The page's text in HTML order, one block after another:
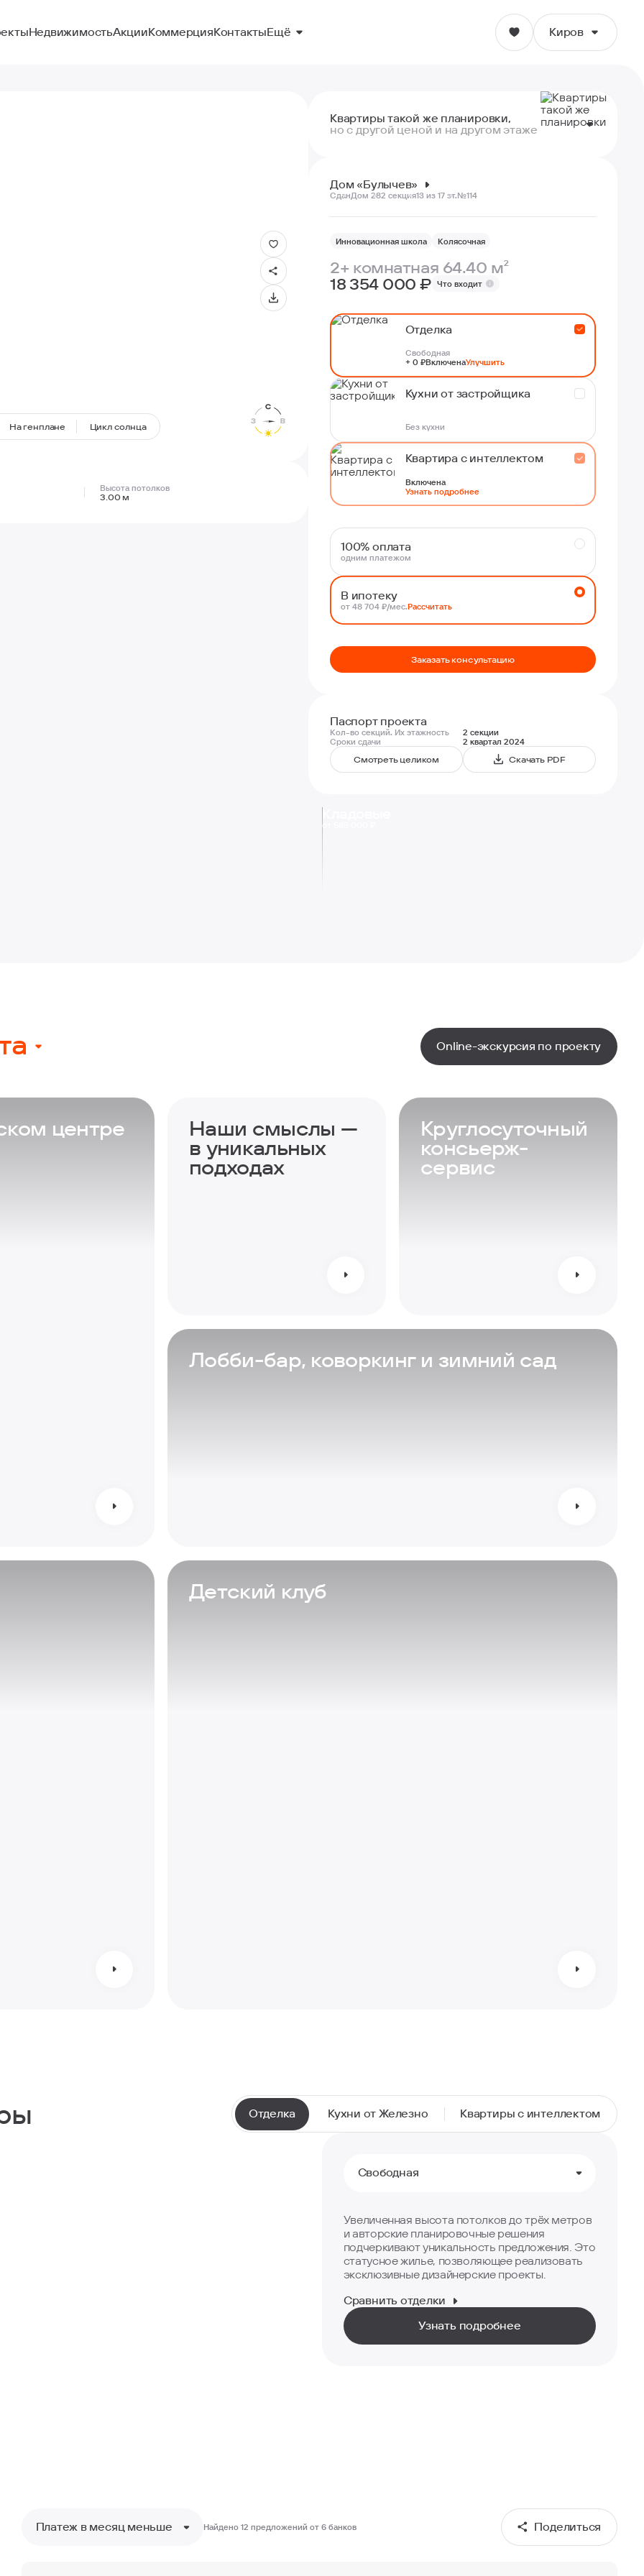
НедвижимостьАкцииКоммерцияКонтактыЕщё Киров
Ижевск
Екатеринбург
Пермь
Волгоград
На генплане Цикл солнца
Высота потолков
3.00 м
Квартиры такой же планировки,
но с другой ценой и на другом этаже
12 эт. 64.20 м² 17 725 620 ₽ ₽ - 628 380 ₽
18 354 000 ₽ ₽
Дом «Булычев»
СданДом 282 секция13 из 17 эт.№114
Инновационная школа Колясочная
2+ комнатная 64.40 м²
18 354 000 ₽ Что входит
Отделка
Свободная
+ 0 ₽ВключенаУлучшить
Кухни от застройщика
Без кухни
Квартира с интеллектом
Включена
Узнать подробнее
100% оплата
одним платежом
В ипотеку
от 48 704 ₽/мес.Рассчитать
Заказать консультацию
Паспорт проекта
Кол-во секций. Их этажность
2 секции
Сроки сдачи
2 квартал 2024
Смотреть целиком
Скачать PDF
от 585 000 ₽
Online-экскурсия по проекту
центре Наши смыслы —
в уникальных
подходах
Круглосуточный
консьерж-
сервис
Лобби-бар, коворкинг и зимний сад
Детский клуб
Отделка Кухни от Железно Квартиры с интеллектом
Свободная
Увеличенная высота потолков до трёх метров
и авторские планировочные решения
подчеркивают уникальность предложения. Это
статусное жилье, позволяющее реализовать
эксклюзивные дизайнерские проекты.
Сравнить отделки
Узнать подробнее
Платеж в месяц меньше Найдено 12 предложений от 6банков Поделиться